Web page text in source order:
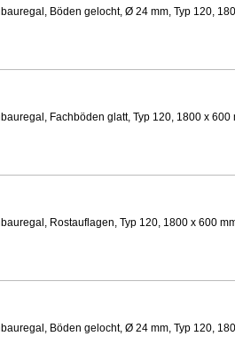
Böden gelocht, Ø 24 mm, Typ 120,
Fachböden glatt, Typ 120, 1800 x
Rostauflagen, Typ 120, 1800 x 600
Böden gelocht, Ø 24 mm, Typ 120,